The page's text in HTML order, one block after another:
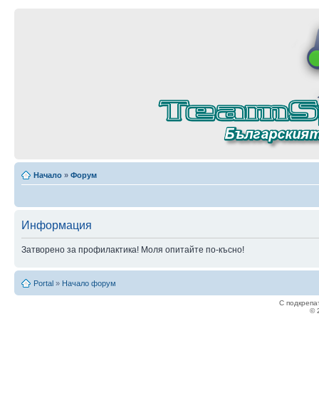
Начало » Форум
Информация
Затворено за профилактика! Моля опитайте по-късно!
Portal » Начало форум
С
©